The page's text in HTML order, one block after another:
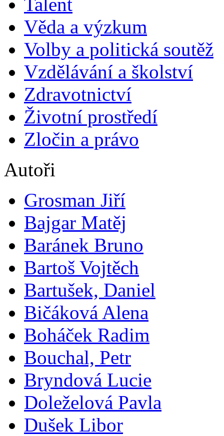
Věda a výzkum
Volby a politická soutěž
Vzdělávání a školství
Zdravotnictví
Životní prostředí
Zločin a právo
Autoři
Grosman Jiří
Bajgar Matěj
Baránek Bruno
Bartoš Vojtěch
Bartušek, Daniel
Bičáková Alena
Boháček Radim
Bouchal, Petr
Bryndová Lucie
Doleželová Pavla
Dušek Libor